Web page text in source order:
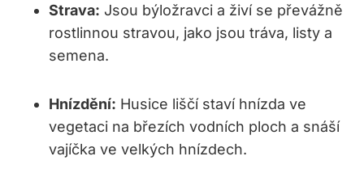
Strava: Jsou býložravci a živí se převážně
⁤rostlinnou stravou, jako jsou tráva, listy a
‌semena.
Hnízdění: Husice liščí staví hnízda ve ​
vegetaci na​ březích ⁤vodních ploch a⁢ snáší
vajíčka‌ ve velkých hnízdech.